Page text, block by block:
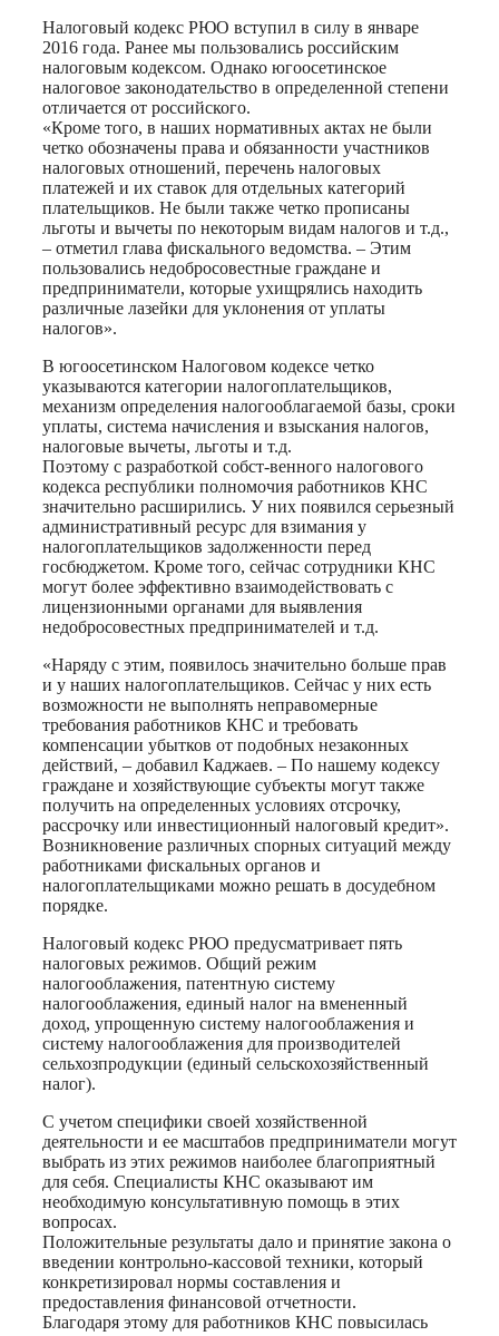
Налоговый кодекс РЮО вступил в силу в январе
2016 года. Ранее мы пользовались российским
налоговым кодексом. Однако югоосетинское
налоговое законодательство в определенной степени
отличается от российского.
«Кроме того, в наших нормативных актах не были
четко обозначены права и обязанности участников
налоговых отношений, перечень налоговых
платежей и их ставок для отдельных категорий
плательщиков. Не были также четко прописаны
льготы и вычеты по некоторым видам налогов и т.д.,
– отметил глава фискального ведомства. – Этим
пользовались недобросовестные граждане и
предприниматели, которые ухищрялись находить
различные лазейки для уклонения от уплаты
налогов».
В югоосетинском Налоговом кодексе четко
указываются категории налогоплательщиков,
механизм определения налогооблагаемой базы, сроки
уплаты, система начисления и взыскания налогов,
налоговые вычеты, льготы и т.д.
Поэтому с разработкой собст-венного налогового
кодекса республики полномочия работников КНС
значительно расширились. У них появился серьезный
административный ресурс для взимания у
налогоплательщиков задолженности перед
госбюджетом. Кроме того, сейчас сотрудники КНС
могут более эффективно взаимодействовать с
лицензионными органами для выявления
недобросовестных предпринимателей и т.д.
«Наряду с этим, появилось значительно больше прав
и у наших налогоплательщиков. Сейчас у них есть
возможности не выполнять неправомерные
требования работников КНС и требовать
компенсации убытков от подобных незаконных
действий, – добавил Каджаев. – По нашему кодексу
граждане и хозяйствующие субъекты могут также
получить на определенных условиях отсрочку,
рассрочку или инвестиционный налоговый кредит».
Возникновение различных спорных ситуаций между
работниками фискальных органов и
налогоплательщиками можно решать в досудебном
порядке.
Налоговый кодекс РЮО предусматривает пять
налоговых режимов. Общий режим
налогооблажения, патентную систему
налогооблажения, единый налог на вмененный
доход, упрощенную систему налогооблажения и
систему налогооблажения для производителей
сельхозпродукции (единый сельскохозяйственный
налог).
С учетом специфики своей хозяйственной
деятельности и ее масштабов предприниматели могут
выбрать из этих режимов наиболее благоприятный
для себя. Специалисты КНС оказывают им
необходимую консультативную помощь в этих
вопросах.
Положительные результаты дало и принятие закона о
введении контрольно-кассовой техники, который
конкретизировал нормы составления и
предоставления финансовой отчетности.
Благодаря этому для работников КНС повысилась